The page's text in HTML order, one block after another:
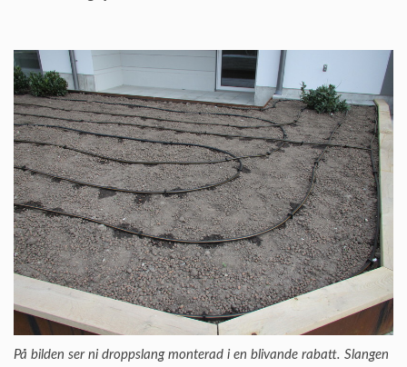
På bilden ser ni droppslang monterad i en blivande rabatt. Slangen